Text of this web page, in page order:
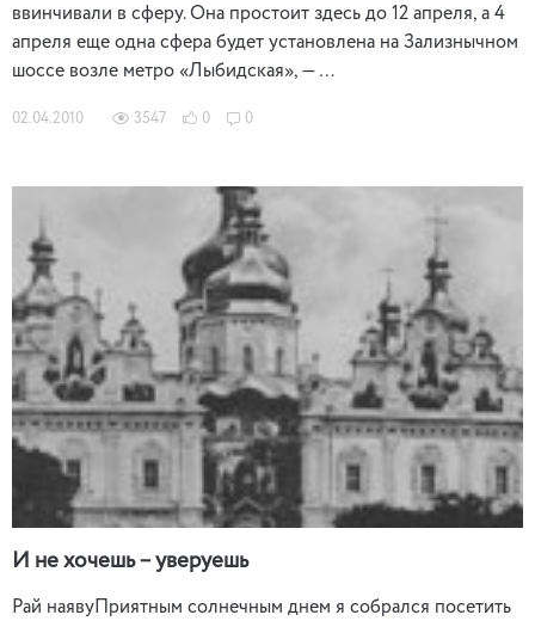
ввинчивали в сферу. Она простоит здесь до 12 апреля, а 4
апреля еще одна сфера будет установлена на Зализнычном
шоссе возле метро «Лыбидская», — …
02.04.2010 3547 0 0
И не хочешь – уверуешь
Рай наявуПриятным солнечным днем я собрался посетить